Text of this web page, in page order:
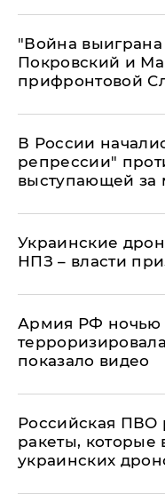
"Война
Покровский и
прифронтовой
В России
репрессии"
выступающей за
Украинские
НПЗ – власти
Армия РФ ночью
показало видео
Российская ПВО
ракеты, которые
украинских